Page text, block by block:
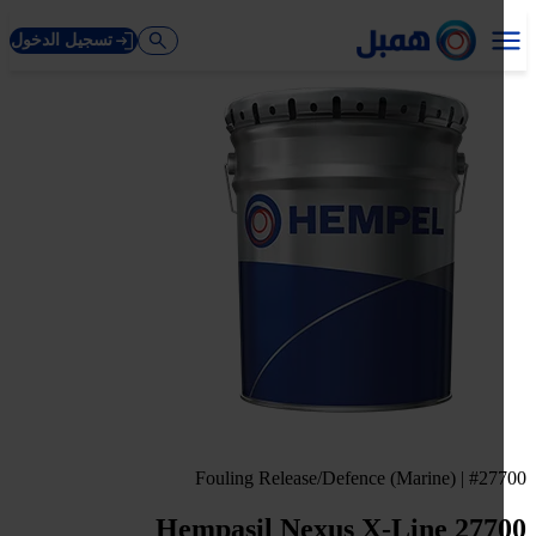
تسجيل الدخول
Fouling Release/Defence (Marine) |
Hempasil Nexus X-Line